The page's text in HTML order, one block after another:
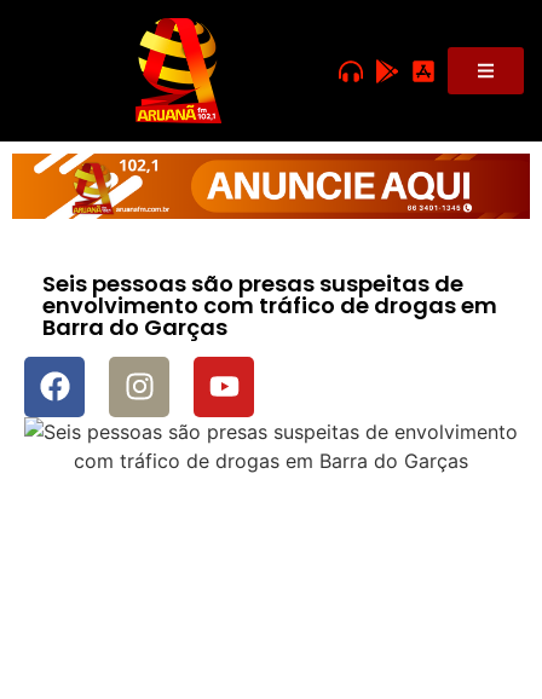
Seis pessoas são presas suspeitas de
envolvimento com tráfico de drogas em
Barra do Garças